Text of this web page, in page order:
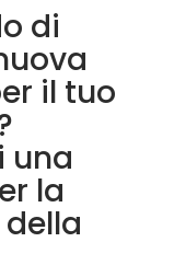
di
il tuo
una
la